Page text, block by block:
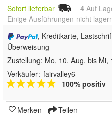
Sofort lieferbar 4 Auf
Einige Ausführungen nicht
, Kreditkarte,
Überweisung
Zustellung: Mo, 10. Aug. bis Mi,
Verkäufer: fairvalley6
100% positiv
Merken Teilen